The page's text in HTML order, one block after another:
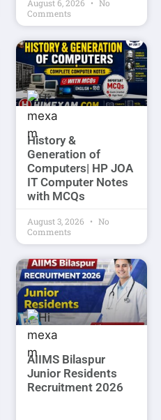
August 6, 2026
No
Comments
History &
Generation of
Computers| HP JOA
IT Computer Notes
with MCQs
August 3, 2026
No
Comments
AIIMS Bilaspur
Junior Residents
Recruitment 2026